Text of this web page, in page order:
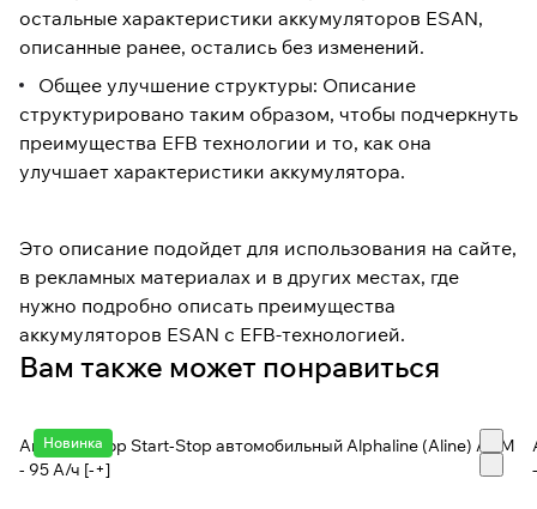
остальные характеристики аккумуляторов ESAN,
описанные ранее, остались без изменений.
Общее улучшение структуры: Описание
структурировано таким образом, чтобы подчеркнуть
преимущества EFB технологии и то, как она
улучшает характеристики аккумулятора.
Это описание подойдет для использования на сайте,
в рекламных материалах и в других местах, где
нужно подробно описать преимущества
аккумуляторов ESAN с EFB-технологией.
Вам также может понравиться
Новинка
Аккумулятор Start-Stop автомобильный Alphaline (Aline) AGM
- 95 А/ч [-+]